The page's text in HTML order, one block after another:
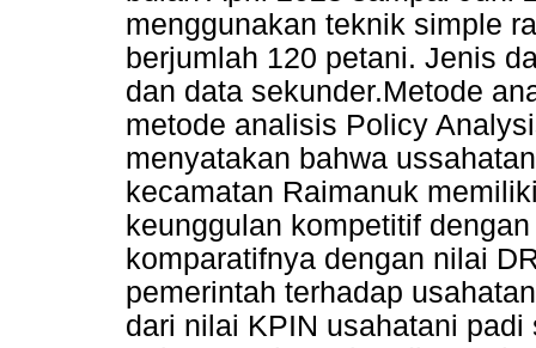
menggunakan teknik simple
berjumlah 120 petani. Jenis
dan data sekunder.Metode
metode analisis Policy
menyatakan bahwa
kecamatan Raimanuk
keunggulan kompetitif
komparatifnya dengan nilai
pemerintah terhadap
dari nilai KPIN usahatani